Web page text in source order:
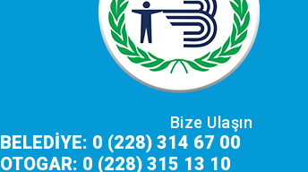
Bize Ulaşın
BELEDİYE: 0 (228) 314 67 00
OTOGAR: 0 (228) 315 13 10